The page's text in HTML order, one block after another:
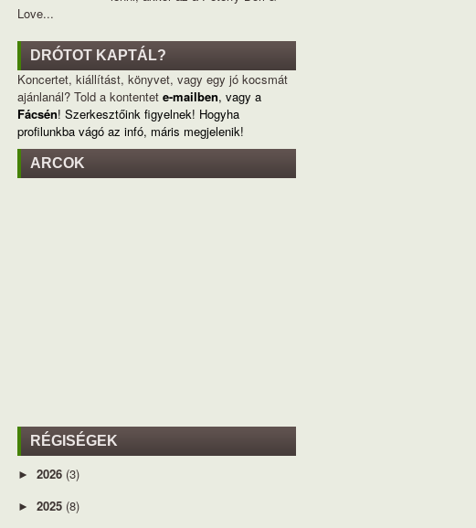
Love...
DRÓTOT KAPTÁL?
Koncertet, kiállítást, könyvet, vagy egy jó kocsmát
ajánlanál? Told a kontentet e-mailben, vagy a
Fácsén! Szerkesztőink figyelnek! Hogyha
profilunkba vágó az infó, máris megjelenik!
ARCOK
RÉGISÉGEK
► 2026 (3)
► 2025 (8)